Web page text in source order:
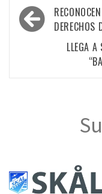
Navegación
de
entradas
DERECHOS
LLEGA A